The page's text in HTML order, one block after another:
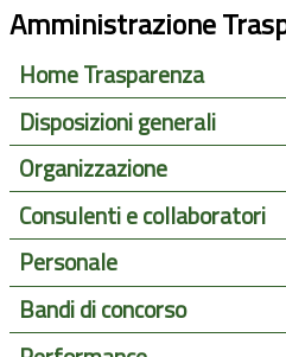
Amministrazione
Home Trasparenza
Disposizioni generali
Organizzazione
Consulenti e collaboratori
Personale
Bandi di concorso